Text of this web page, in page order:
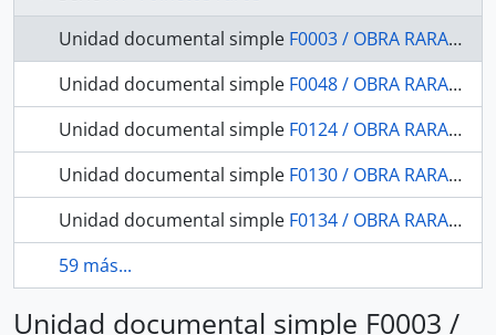
Unidad documental simple F0003 / OBRA RARA / 1915 - Interesses da Amazônia
Unidad documental simple F0048 / OBRA RARA / 1903 - Uma catechese entre os índios do Araguaya
Unidad documental simple F0124 / OBRA RARA / 1907 - Nova edição da Memoria topographica e historica sobre os campos dos Goytacazes, com uma noticia breve de suas produções e commercio offerecida ao muito alto e muito poderoso Rei D. João VI por um natural do paiz: Rio de Janeiro na Impressão Regia, 1819 com licença de sua magestade.
Unidad documental simple F0130 / OBRA RARA / 1909 - A questão indígena: appello dirigido à opinião pública do Brazil.
Unidad documental simple F0134 / OBRA RARA / 1908 - Os Boruns: recordações selvagens.
59 más...
Unidad documental simple F0003 /